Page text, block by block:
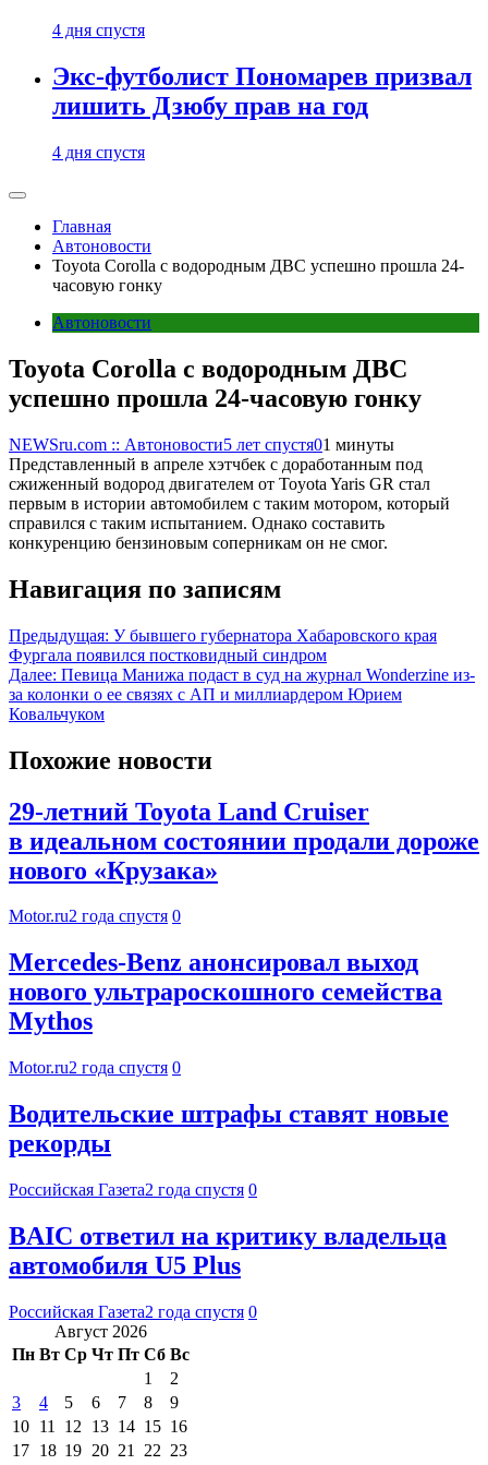
4 дня спустя
Экс-футболист Пономарев призвал
лишить Дзюбу прав на год
4 дня спустя
Главная
Автоновости
Toyota Corolla с водородным ДВС успешно прошла 24-
часовую гонку
Автоновости
Toyota Corolla с водородным ДВС
успешно прошла 24-часовую гонку
NEWSru.com :: Автоновости5 лет спустя01 минуты
Представленный в апреле хэтчбек с доработанным под
сжиженный водород двигателем от Toyota Yaris GR стал
первым в истории автомобилем с таким мотором, который
справился с таким испытанием. Однако составить
конкуренцию бензиновым соперникам он не смог.
Навигация по записям
Предыдущая: У бывшего губернатора Хабаровского края
Фургала появился постковидный синдром
Далее: Певица Манижа подаст в суд на журнал Wonderzine из-
за колонки о ее связях с АП и миллиардером Юрием
Ковальчуком
Похожие новости
29-летний Toyota Land Cruiser
в идеальном состоянии продали дороже
нового «Крузака»
Motor.ru2 года спустя 0
Mercedes-Benz анонсировал выход
нового ультрароскошного семейства
Mythos
Motor.ru2 года спустя 0
Водительские штрафы ставят новые
рекорды
Российская Газета2 года спустя 0
BAIC ответил на критику владельца
автомобиля U5 Plus
Российская Газета2 года спустя 0
Август 2026
Пн Вт Ср Чт Пт Сб Вс
1
2
3
4 5 6 7 8
9
10 11 12 13 14 15 16
17 18 19 20 21 22 23